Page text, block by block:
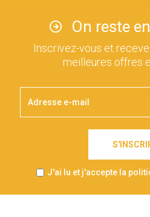
On reste
Inscrivez-vous et
meilleures offres
J'ai lu et j'accepte la